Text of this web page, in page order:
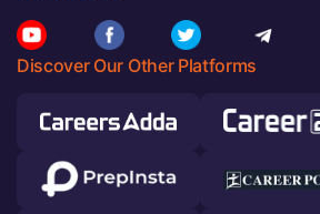
Discover Our Other Platforms